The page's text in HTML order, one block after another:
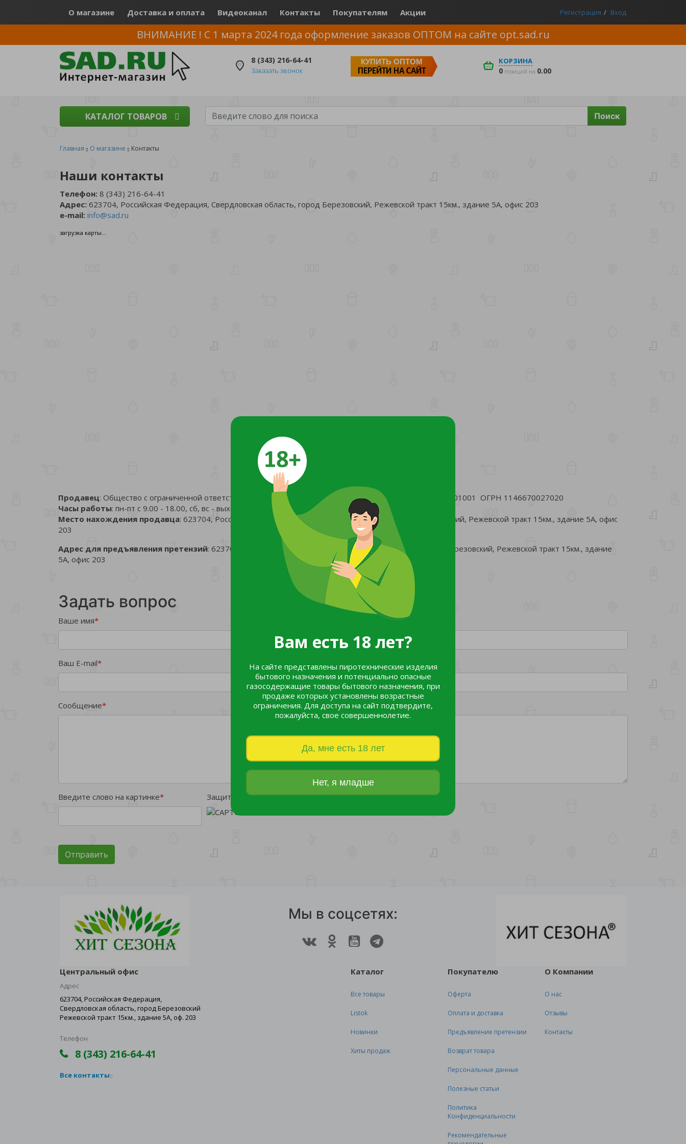
Вам есть 18 лет?
На сайте представлены пиротехнические изделия
бытового назначения и потенциально опасные
газосодержащие товары бытового назначения, при
продаже которых установлены возрастные
ограничения. Для доступа на сайт подтвердите,
пожалуйста, свое совершеннолетие.
Да, мне есть 18 лет
Нет, я младше
О магазине Доставка и оплата Видеоканал Контакты Покупателям Акции Регистрация Вход
ВНИМАНИЕ ! С 1 марта 2024 года оформление заказов ОПТОМ на сайте opt.sad.ru
8 (343) 216-64-41
Заказать звонок
КУПИТЬ ОПТОМ
ПЕРЕЙТИ НА САЙТ
КОРЗИНА
0 позиций на 0.00
КАТАЛОГ ТОВАРОВ Поиск
Главная О магазине Контакты
Наши контакты
Телефон: 8 (343) 216-64-41
Адрес: 623704, Российская Федерация, Свердловская область, город Березовский, Режевской тракт 15км., здание 5А, офис 203
e-mail: info@sad.ru
загрузка карты...
Продавец: Общество с ограниченной ответственностью «Идеальный сад», ИНН/КПП 6670428219/667801001 ОГРН 1146670027020
Часы работы: пн-пт с 9.00 - 18.00, сб, вс - выходной
Место нахождения продавца: 623704, Российская Федерация, Свердловская область, город Березовский, Режевской тракт 15км., здание 5А, офис
203
Адрес для предъявления претензий: 623704, Российская Федерация, Свердловская область, город Березовский, Режевской тракт 15км., здание
5А, офис 203
Задать вопрос
Ваше имя*
Ваш E-mail*
Сообщение*
Введите слово на картинке* Защита от автоматических сообщений
Мы в соцсетях:
Центральный офис
Адрес
623704, Российская Федерация,
Свердловская область, город Березовский
Режевской тракт 15км., здание 5А, оф. 203
Телефон
8 (343) 216-64-41
Все контакты
Каталог
Все товары
Listok
Новинки
Хиты продаж
Покупателю
Оферта
Оплата и доставка
Предъявление претензии
Возврат товара
Персональные данные
Полезные статьи
Политика
Конфиденциальности
Рекомендательные
О Компании
О нас
Отзывы
Контакты